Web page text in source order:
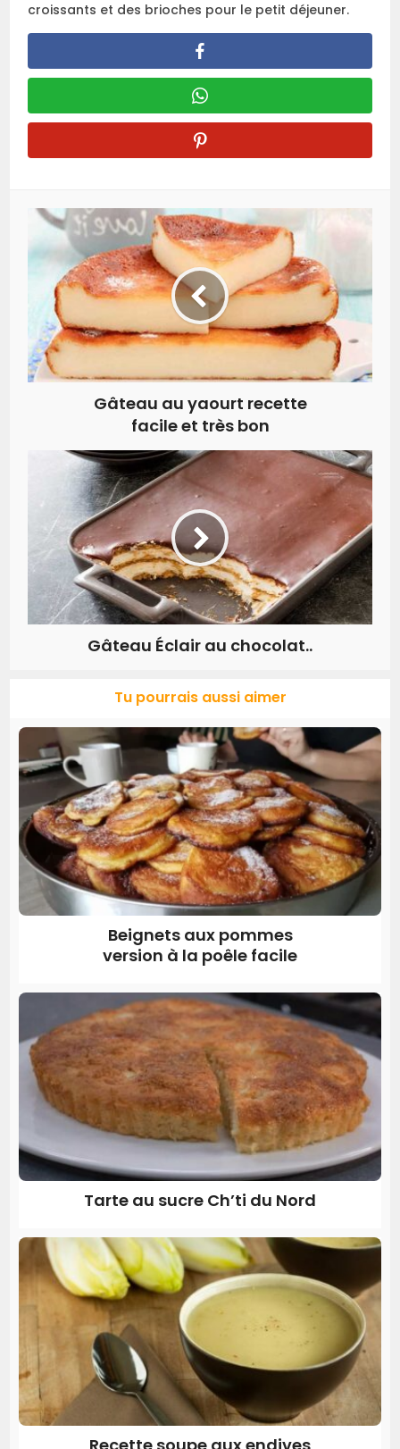
croissants et des brioches pour le petit déjeuner.
Gâteau au yaourt recette
facile et très bon
Gâteau Éclair au chocolat..
Tu pourrais aussi aimer
Beignets aux pommes
version à la poêle facile
Tarte au sucre Ch’ti du Nord